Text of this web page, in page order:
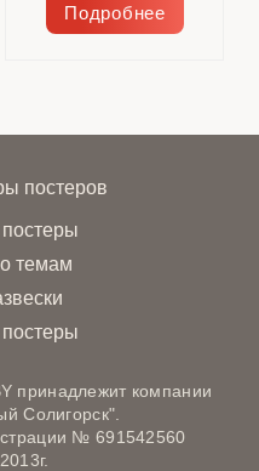
Подробнее
постеров
темам
принадлежит компании
Солигорск".
№ 691542560